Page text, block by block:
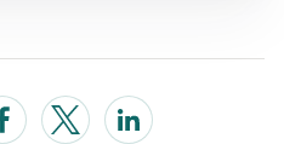
Opens in a new window
Opens in a new window
Opens in a new